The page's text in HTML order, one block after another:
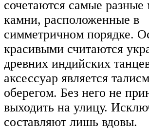
сочетаются самые
камни, расположенные в
симметричном порядке.
красивыми считаются
древних индийских
аксессуар является
оберегом. Без него не
выходить на улицу.
составляют лишь вдовы.